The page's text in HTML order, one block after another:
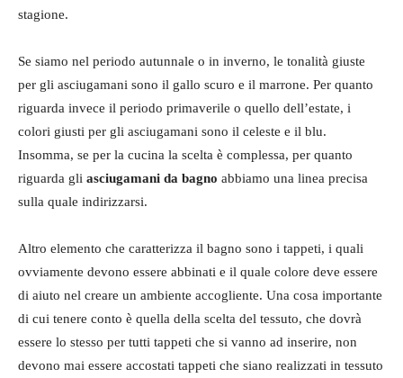
stagione.
Se siamo nel periodo autunnale o in inverno, le tonalità giuste
per gli asciugamani sono il gallo scuro e il marrone. Per quanto
riguarda invece il periodo primaverile o quello dell’estate, i
colori giusti per gli asciugamani sono il celeste e il blu.
Insomma, se per la cucina la scelta è complessa, per quanto
riguarda gli asciugamani da bagno abbiamo una linea precisa
sulla quale indirizzarsi.
Altro elemento che caratterizza il bagno sono i tappeti, i quali
ovviamente devono essere abbinati e il quale colore deve essere
di aiuto nel creare un ambiente accogliente. Una cosa importante
di cui tenere conto è quella della scelta del tessuto, che dovrà
essere lo stesso per tutti tappeti che si vanno ad inserire, non
devono mai essere accostati tappeti che siano realizzati in tessuto